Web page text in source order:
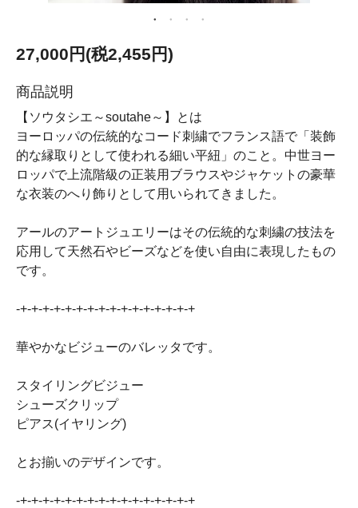
27,000円(税2,455円)
商品説明
【ソウタシエ～soutahe～】とは
ヨーロッパの伝統的なコード刺繍でフランス語で「装飾
的な縁取りとして使われる細い平紐」のこと。中世ヨー
ロッパで上流階級の正装用ブラウスやジャケットの豪華
な衣装のへり飾りとして用いられてきました。
アールのアートジュエリーはその伝統的な刺繍の技法を
応用して天然石やビーズなどを使い自由に表現したもの
です。
-+-+-+-+-+-+-+-+-+-+-+-+-+-+-+-+
華やかなビジューのバレッタです。
スタイリングビジュー
シューズクリップ
ピアス(イヤリング)
とお揃いのデザインです。
-+-+-+-+-+-+-+-+-+-+-+-+-+-+-+-+